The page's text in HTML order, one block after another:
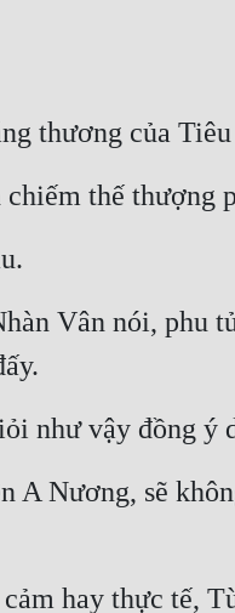
thương của
thế thượng
Vân nói, phu
như vậy đồng ý
A Nương, sẽ
hay thực tế,